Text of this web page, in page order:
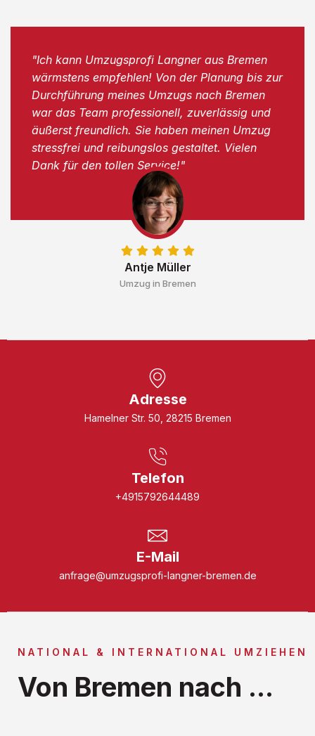
Antje Müller
Umzug in Bremen
"Ich kann Umzugsprofi Langner aus Bremen
wärmstens empfehlen! Von der Planung bis zur
Durchführung meines Umzugs nach Bremen
war das Team professionell, zuverlässig und
äußerst freundlich. Sie haben meinen Umzug
stressfrei und reibungslos gestaltet. Vielen
Dank für den tollen Service!"
Adresse
Hamelner Str. 50, 28215 Bremen
Telefon
+4915792644489
E-Mail
anfrage@umzugsprofi-langner-bremen.de
NATIONAL & INTERNATIONAL UMZIEHEN
Von Bremen nach ...